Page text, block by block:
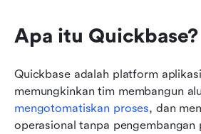
Apa itu Quickbase?
Quickbase adalah platform
mengotomatiskan proses, dan
operasional tanpa pengembangan